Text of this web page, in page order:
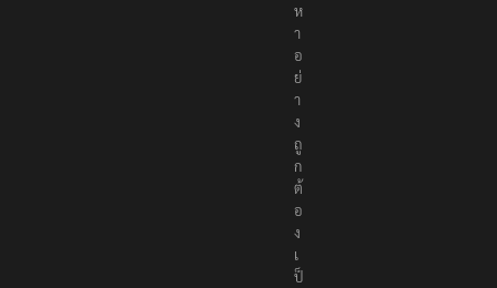
ห
า
อ
ย่
า
ง
ถู
ก
ต้
อ
ง
เ
ป็